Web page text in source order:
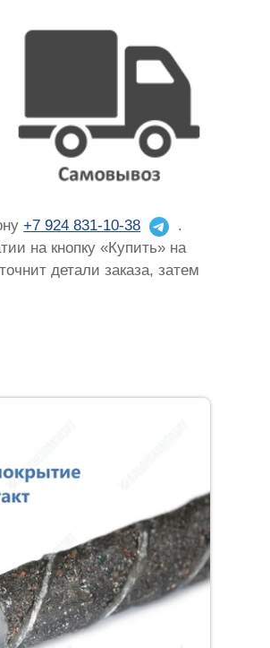
+7 924 831-10-38
.
на кнопку «Купить» на
детали заказа, затем